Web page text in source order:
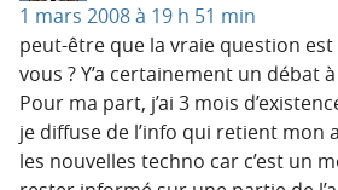
1 mars 2008 à 19 h 51 min
peut-être que la vraie question
vous ? Y’a certainement un débat
Pour ma part, j’ai 3 mois
je diffuse de l’info qui retient
les nouvelles techno car c’est un